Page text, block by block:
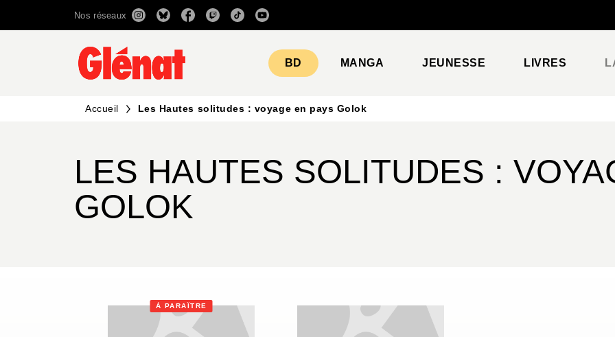
RECHERCHE CONTENU
Nos réseaux
BD MANGA JEUNESSE LIVRES
Accueil Les Hautes solitudes : voyage en pays Golok
LES HAUTES SOLITUDES :
GOLOK
À PARAÎTRE